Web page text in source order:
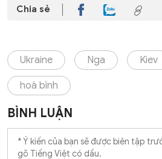
Chia sẻ
Ukraine Nga Kiev
hoà bình
BÌNH LUẬN